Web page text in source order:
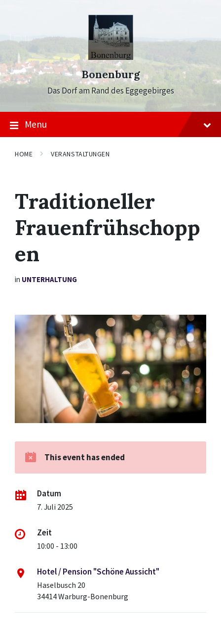
Bonenburg
Das Dorf am Rand des Eggegebirges
Menu
HOME VERANSTALTUNGEN
Traditioneller
Frauenfrühschopp
en
in UNTERHALTUNG
This event has ended
Datum
7. Juli 2025
Zeit
10:00 - 13:00
Hotel / Pension "Schöne Aussicht"
Haselbusch 20
34414 Warburg-Bonenburg